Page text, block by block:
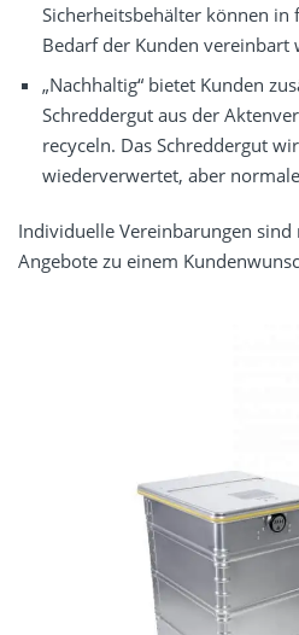
Sicherheitsbehälter können in
Bedarf der Kunden vereinbart
„Nachhaltig“ bietet Kunden
Schreddergut aus der
recyceln. Das Schreddergut
wiederverwertet, aber
Individuelle Vereinbarungen
Angebote zu einem